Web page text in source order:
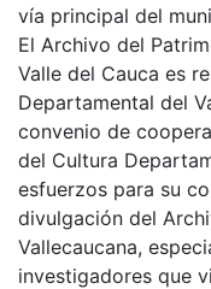
vía principal del
El Archivo del
Valle del Cauca es
Departamental del
convenio de
del Cultura
esfuerzos para su
divulgación del
Vallecaucana,
investigadores que